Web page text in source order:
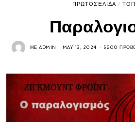
ΠΡΩΤΟΣΈΛΙΔΑ /
ΜΕADMIN MAY 13, 2024 5900